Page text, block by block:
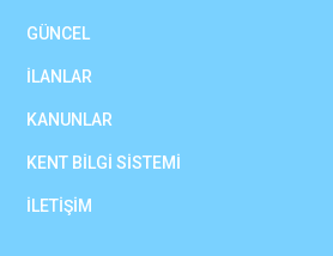
GÜNCEL
İLANLAR
KANUNLAR
KENT BİLGİ SİSTEMİ
İLETİŞİM